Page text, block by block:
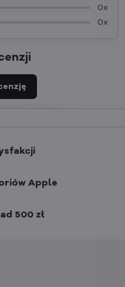
0x
0x
Apple
500 zł